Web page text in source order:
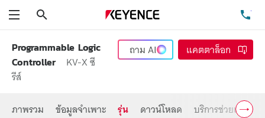
Programmable Logic
Controller
KV-X ซี
รีส์
ถามAI แคตตาล็อก
ภาพรวม ข้อมูลจำเพาะ รุ่น ดาวน์โหลด บริการช่วยเหลือ